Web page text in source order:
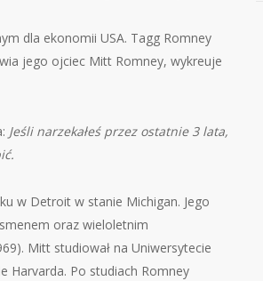
dla ekonomii USA. Tagg Romney
jego ojciec Mitt Romney, wykreuje
Jeśli narzekałeś przez ostatnie 3 lata,
w Detroit w stanie Michigan. Jego
oraz wieloletnim
Mitt studiował na Uniwersytecie
Harvarda. Po studiach Romney